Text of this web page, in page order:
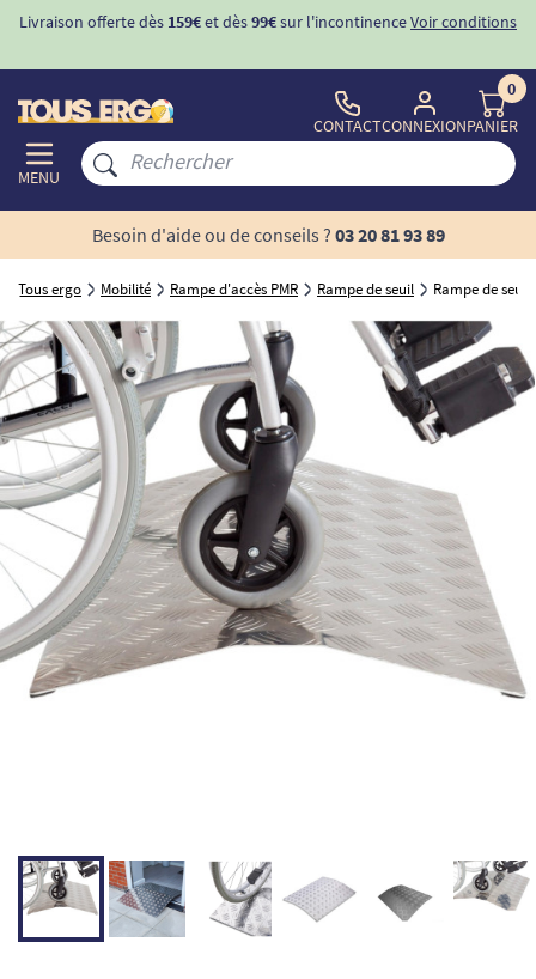
Livraison offerte dès 159€et dès99€sur l'incontinenceVoir conditions
MENU
CONTACTCONNEXION
0
PANIER
Besoin d'aide ou de conseils ? 03 20 81 93 89
Tous ergo Mobilité Rampe d'accès PMR Rampe de seuil Rampe de